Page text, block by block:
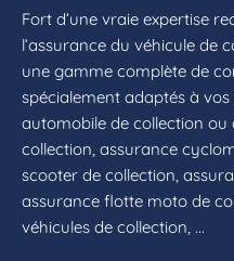
Fort d’une vraie expertise
l’assurance du véhicule de
une gamme complète de
spécialement adaptés à
automobile de collection
collection, assurance
scooter de collection,
assurance flotte moto de
véhicules de collection, ...